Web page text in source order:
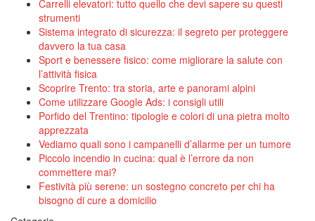
Carrelli elevatori: tutto quello che devi sapere su questi
strumenti
Sistema integrato di sicurezza: il segreto per proteggere
davvero la tua casa
Sport e benessere fisico: come migliorare la salute con
l’attività fisica
Scoprire Trento: tra storia, arte e panorami alpini
Come utilizzare Google Ads: i consigli utili
Porfido del Trentino: tipologie e colori di una pietra molto
apprezzata
Vediamo quali sono i campanelli d’allarme per un tumore
Piccolo incendio in cucina: qual è l’errore da non
commettere mai?
Festività più serene: un sostegno concreto per chi ha
bisogno di cure a domicilio